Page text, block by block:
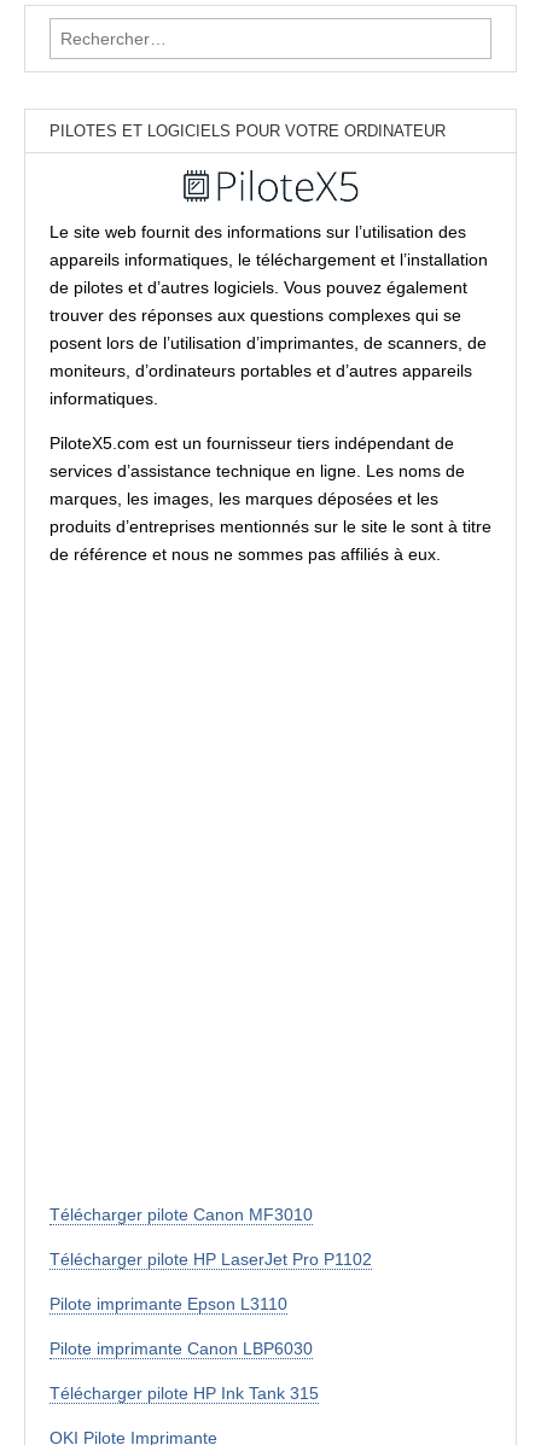
Rechercher :
PILOTES ET LOGICIELS POUR VOTRE ORDINATEUR
Le site web fournit des informations sur l’utilisation des
appareils informatiques, le téléchargement et l’installation
de pilotes et d’autres logiciels. Vous pouvez également
trouver des réponses aux questions complexes qui se
posent lors de l’utilisation d’imprimantes, de scanners, de
moniteurs, d’ordinateurs portables et d’autres appareils
informatiques.
PiloteX5.com est un fournisseur tiers indépendant de
services d’assistance technique en ligne. Les noms de
marques, les images, les marques déposées et les
produits d’entreprises mentionnés sur le site le sont à titre
de référence et nous ne sommes pas affiliés à eux.
Télécharger pilote Canon MF3010
Télécharger pilote HP LaserJet Pro P1102
Pilote imprimante Epson L3110
Pilote imprimante Canon LBP6030
Télécharger pilote HP Ink Tank 315
OKI Pilote Imprimante